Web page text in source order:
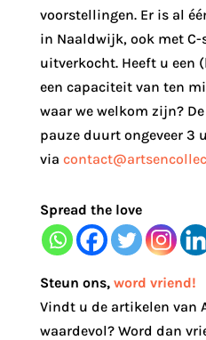
voorstellingen. Er is al
in Naaldwijk, ook met
uitverkocht. Heeft u een
een capaciteit van ten
waar we welkom zijn?
pauze duurt ongeveer 3
via
Spread the love
Steun ons, word vriend!
Vindt u de artikelen van
waardevol? Word dan